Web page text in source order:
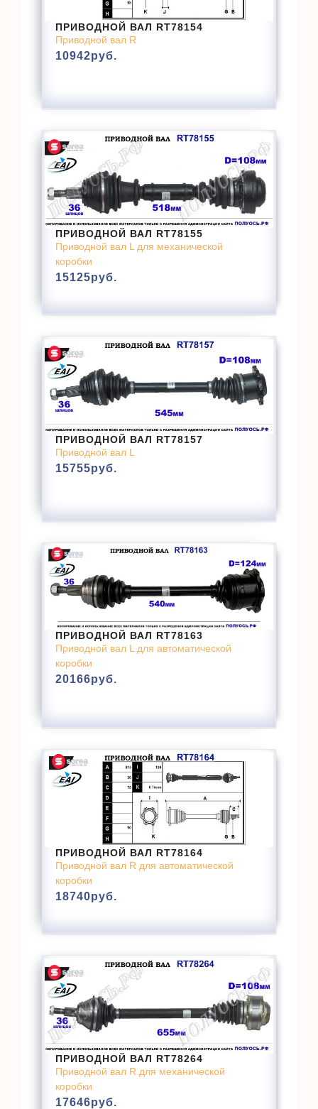
ПРИВОДНОЙ ВАЛ RT78154
Приводной вал R
10942руб.
ПРИВОДНОЙ ВАЛ RT78155
Приводной вал L для механической
коробки
15125руб.
ПРИВОДНОЙ ВАЛ RT78157
Приводной вал L
15755руб.
ПРИВОДНОЙ ВАЛ RT78163
Приводной вал L для автоматической
коробки
20166руб.
ПРИВОДНОЙ ВАЛ RT78164
Приводной вал R для автоматической
коробки
18740руб.
ПРИВОДНОЙ ВАЛ RT78264
Приводной вал R для механической
коробки
17646руб.